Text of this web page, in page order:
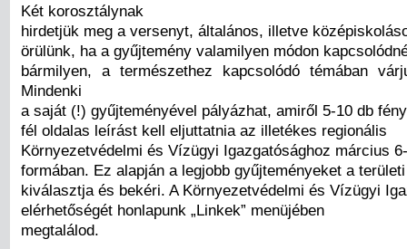
Két korosztálynak
hirdetjük meg a versenyt, általános, illetve
örülünk, ha a gyűjtemény valamilyen módon
bármilyen, a természethez kapcsolódó témában
Mindenki
a saját (!) gyűjteményével pályázhat, amiről 5-10 db
fél oldalas leírást kell eljuttatnia az illetékes regionális
Környezetvédelmi és Vízügyi Igazgatósághoz március
formában. Ez alapján a legjobb gyűjteményeket a
kiválasztja és bekéri. A Környezetvédelmi és Vízügyi
elérhetőségét honlapunk „Linkek” menüjében
megtalálod.